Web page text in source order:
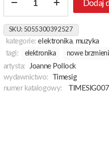
Dodaj
SKU: 5055300392527
kategorie:elektronika, muzyka
tagi:
elektronika nowe
artysta:
Joanne Pollock
wydawnictwo:
Timesig
numer katalogowy:
TIMESIG007